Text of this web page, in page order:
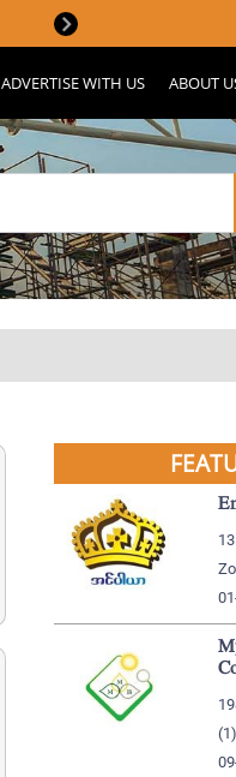
မိုးတွ
ADVERTISE WITH US ABOUT